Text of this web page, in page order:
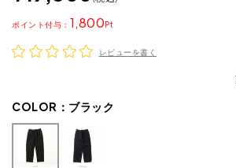
1,800
ポイント
レビューを書く
COLOR： ブラック